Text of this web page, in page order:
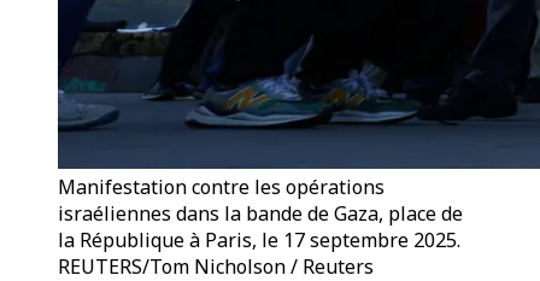
Manifestation contre les opérations
israéliennes dans la bande de Gaza, place de
la République à Paris, le 17 septembre 2025.
REUTERS/Tom Nicholson / Reuters